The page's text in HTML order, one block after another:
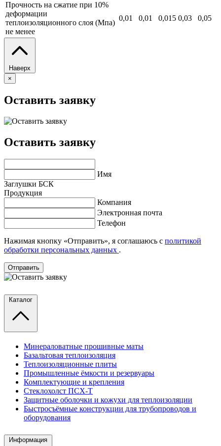
Прочность на сжатие при 10%
деформации
теплоизоляционного слоя (Мпа)
не менее
0,01 0,01 0,015 0,03 0,05
Наверх
×
Оставить заявку
Оставить заявку
Имя
Заглушки БСК
Продукция
Компания
Электронная почта
Телефон
Нажимая кнопку «Отправить», я соглашаюсь с политикой
обработки персональных данных .
Отправить
Каталог
Минераловатные прошивные маты
Базальтовая теплоизоляция
Теплоизоляционные плиты
Промышленные ёмкости и резервуары
Комплектующие и крепления
Стеклохолст ПСХ-Т
Защитные оболочки и кожухи для теплоизоляции
Быстросъёмные конструкции для трубопроводов и
оборудования
Информация